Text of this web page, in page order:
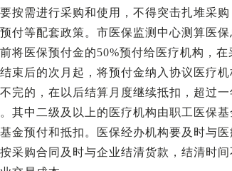
按需进行采购和使用，不得突击扎堆采购
预付等配套政策。市医保监测中心测算医
将医保预付金的50%预付给医疗机构，
束后的次月起，将预付金纳入协议医疗
完的，在以后结算月度继续抵扣，超过
其中二级及以上的医疗机构由职工医保
金预付和抵扣。医保经办机构要及时与
采购合同及时与企业结清货款，结清时